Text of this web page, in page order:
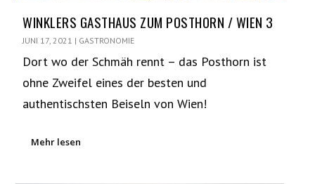
WINKLERS GASTHAUS ZUM POSTHORN / WIEN 3
JUNI 17, 2021 | GASTRONOMIE
Dort wo der Schmäh rennt – das Posthorn ist
ohne Zweifel eines der besten und
authentischsten Beiseln von Wien!
Mehr lesen